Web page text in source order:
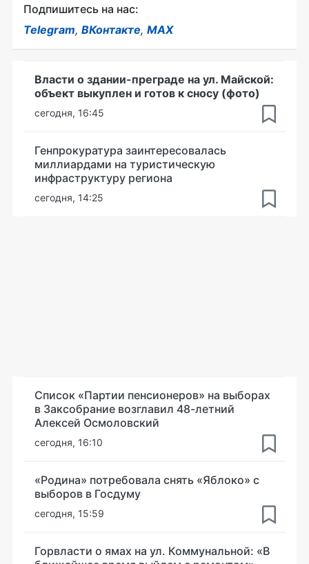
Подпишитесь на нас:
Telegram, ВКонтакте, MAX
Власти о здании-преграде на ул. Майской:
объект выкуплен и готов к сносу (фото)
сегодня, 16:45
Генпрокуратура заинтересовалась
миллиардами на туристическую
инфраструктуру региона
сегодня, 14:25
Список «Партии пенсионеров» на выборах
в Заксобрание возглавил 48-летний
Алексей Осмоловский
сегодня, 16:10
«Родина» потребовала снять «Яблоко» с
выборов в Госдуму
сегодня, 15:59
Горвласти о ямах на ул. Коммунальной: «В